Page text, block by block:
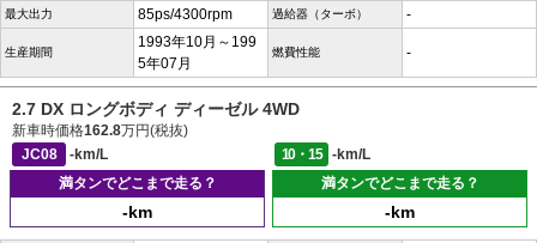
最大出力 85ps/4300rpm 過給器（ターボ） -
生産期間
1993年10月～199
5年07月
燃費性能 -
2.7 DX ロングボディ ディーゼル 4WD
新車時価格162.8万円(税抜)
JC08
-km/L 10・15
-km/L
満タンでどこまで走る？
-km
満タンでどこまで走る？
-km